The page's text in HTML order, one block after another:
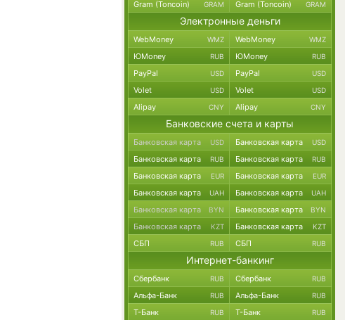
Gram (Toncoin) GRAM Gram (Toncoin) GRAM
Электронные деньги
WebMoney WMZ WebMoney WMZ
ЮMoney RUB ЮMoney RUB
PayPal USD PayPal USD
Volet USD Volet USD
Alipay CNY Alipay CNY
Банковские счета и карты
Банковская карта USD Банковская карта USD
Банковская карта RUB Банковская карта RUB
Банковская карта EUR Банковская карта EUR
Банковская карта UAH Банковская карта UAH
Банковская карта BYN Банковская карта BYN
Банковская карта KZT Банковская карта KZT
СБП RUB СБП RUB
Интернет-банкинг
Сбербанк RUB Сбербанк RUB
Альфа-Банк RUB Альфа-Банк RUB
Т-Банк RUB Т-Банк RUB